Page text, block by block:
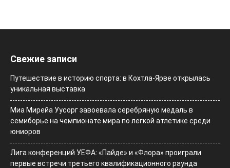
Свежие записи
Путешествие в историю спорта: в Кохтла-Ярве открылась
уникальная выставка
Миа Мирейа Уусорг завоевала серебряную медаль в
семиборье на чемпионате мира по легкой атлетике среди
юниоров
Лига конференций УЕФА: «Пайде» и «Флора» проиграли
первые встречи третьего квалификационного раунда